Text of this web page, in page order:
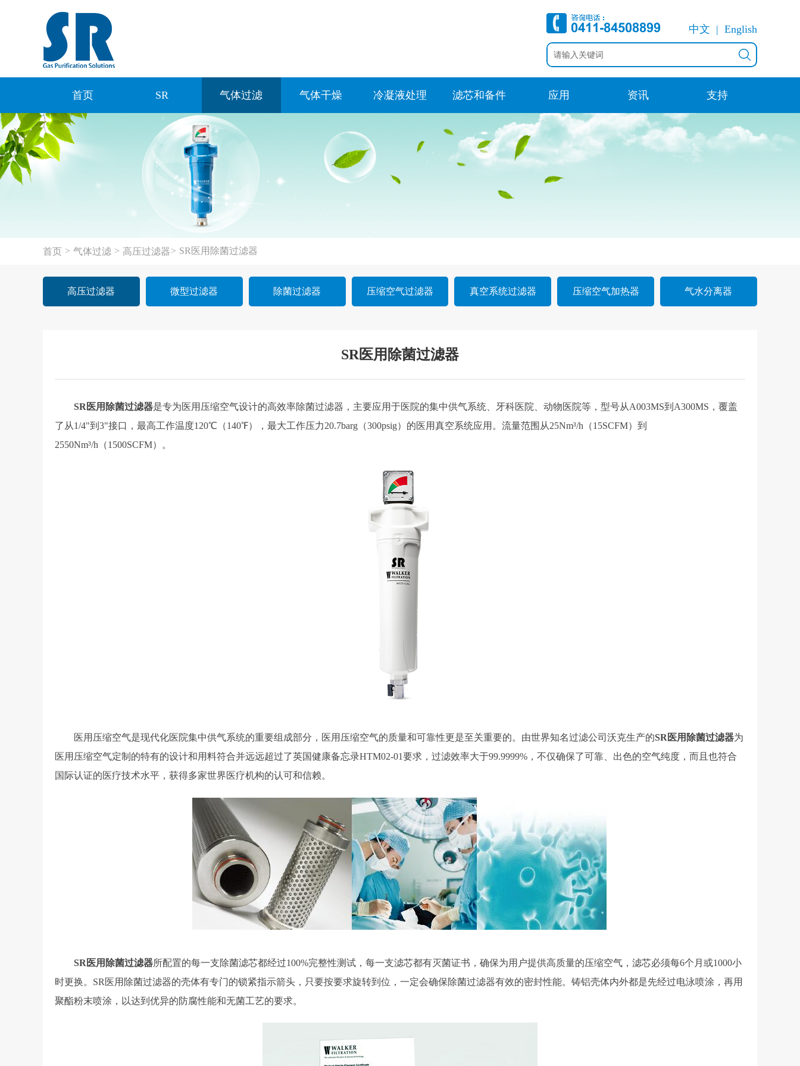
中文 English
首页 SR 气体过滤 气体干燥 冷凝液处理 滤芯和备件 应用 资讯 支持
首页 > 气体过滤 > 高压过滤器> SR医用除菌过滤器
高压过滤器 微型过滤器 除菌过滤器 压缩空气过滤器 真空系统过滤器 压缩空气加热器 气水分离器
SR医用除菌过滤器
SR医用除菌过滤器是专为医用压缩空气设计的高效率除菌过滤器，主要应用于医院的集中供气系统、牙科医院、动物医院等，型号从A003MS到A300MS，覆盖
了从1/4"到3"接口，最高工作温度120℃（140℉），最大工作压力20.7barg（300psig）的医用真空系统应用。流量范围从25Nm³/h（15SCFM）到
2550Nm³/h（1500SCFM）。
医用压缩空气是现代化医院集中供气系统的重要组成部分，医用压缩空气的质量和可靠性更是至关重要的。由世界知名过滤公司沃克生产的SR医用除菌过滤器为
医用压缩空气定制的特有的设计和用料符合并远远超过了英国健康备忘录HTM02-01要求，过滤效率大于99.9999%，不仅确保了可靠、出色的空气纯度，而且也符合
国际认证的医疗技术水平，获得多家世界医疗机构的认可和信赖。
SR医用除菌过滤器所配置的每一支除菌滤芯都经过100%完整性测试，每一支滤芯都有灭菌证书，确保为用户提供高质量的压缩空气，滤芯必须每6个月或1000小
时更换。SR医用除菌过滤器的壳体有专门的锁紧指示箭头，只要按要求旋转到位，一定会确保除菌过滤器有效的密封性能。铸铝壳体内外都是先经过电泳喷涂，再用
聚酯粉末喷涂，以达到优异的防腐性能和无菌工艺的要求。